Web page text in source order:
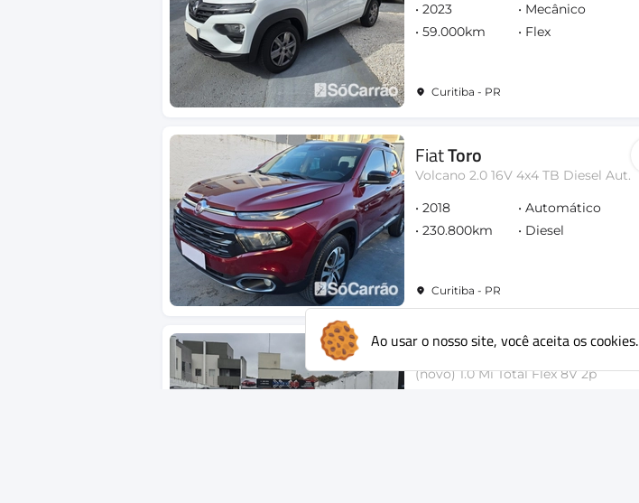
2023
Mecânico
59.000km
Flex
Curitiba - PR
FiatToro
Volcano 2.0 16V 4x4 TB Diesel Aut.
2018
Automático
230.800km
Diesel
Curitiba - PR
VolkswagenGol
(novo) 1.0 Mi Total Flex 8V 2p
Ao usar o nosso site, você aceita os cookies.